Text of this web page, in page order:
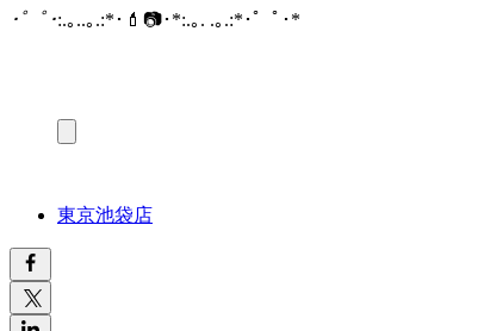
･゜ﾟ･:.｡..｡.:*･💄📷･*:.｡. .｡.:*･゜ﾟ･*
東京池袋店